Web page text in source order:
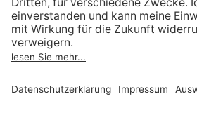
Act
Verträge hier kündigen
Impressum